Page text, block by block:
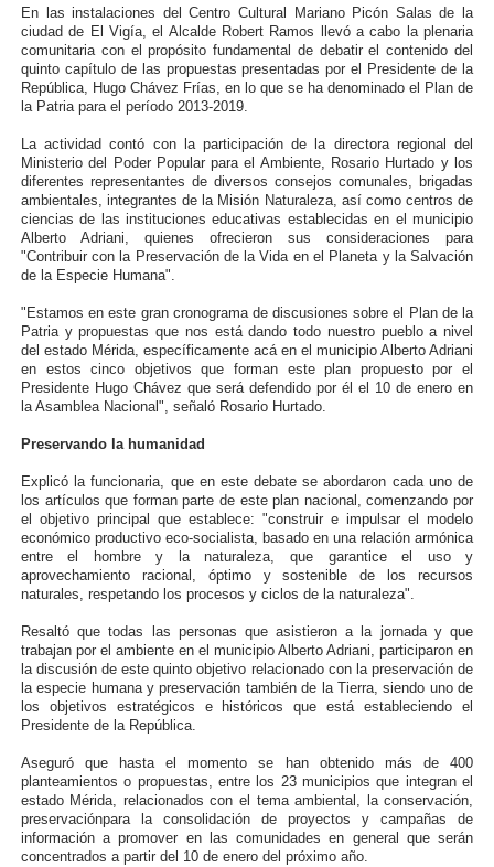
Arrancó Plan Vacacional Comunitario Venezuela
Plan Vacacional Venezuela Renace 2026 arrancó con
Venezuela Renace 2026 lleva sonrisas y prevención a
Mérida impulsa el mapa de conocimientos con
Complejo Educativo Talento Deportivo lanza Plan
Arnaldo Sánchez reinaugura Parque Recreacional
Corposalud inició talleres para aspirantes al curso de
En las instalaciones del Centro Cultural Mariano Picón Salas de la
ciudad de El Vigía, el Alcalde Robert Ramos llevó a cabo la plenaria
comunitaria con el propósito fundamental de debatir el contenido del
quinto capítulo de las propuestas presentadas por el Presidente de la
República, Hugo Chávez Frías, en lo que se ha denominado el Plan de
la Patria para el período 2013-2019.
La actividad contó con la participación de la directora regional del
Ministerio del Poder Popular para el Ambiente, Rosario Hurtado y los
diferentes representantes de diversos consejos comunales, brigadas
ambientales, integrantes de la Misión Naturaleza, así como centros de
ciencias de las instituciones educativas establecidas en el municipio
Alberto Adriani, quienes ofrecieron sus consideraciones para
"Contribuir con la Preservación de la Vida en el Planeta y la Salvación
de la Especie Humana".
"Estamos en este gran cronograma de discusiones sobre el Plan de la
Patria y propuestas que nos está dando todo nuestro pueblo a nivel
del estado Mérida, específicamente acá en el municipio Alberto Adriani
en estos cinco objetivos que forman este plan propuesto por el
Presidente Hugo Chávez que será defendido por él el 10 de enero en
la Asamblea Nacional", señaló Rosario Hurtado.
Preservando la humanidad
Explicó la funcionaria, que en este debate se abordaron cada uno de
los artículos que forman parte de este plan nacional, comenzando por
el objetivo principal que establece: "construir e impulsar el modelo
económico productivo eco-socialista, basado en una relación armónica
entre el hombre y la naturaleza, que garantice el uso y
aprovechamiento racional, óptimo y sostenible de los recursos
naturales, respetando los procesos y ciclos de la naturaleza".
Resaltó que todas las personas que asistieron a la jornada y que
trabajan por el ambiente en el municipio Alberto Adriani, participaron en
la discusión de este quinto objetivo relacionado con la preservación de
la especie humana y preservación también de la Tierra, siendo uno de
los objetivos estratégicos e históricos que está estableciendo el
Presidente de la República.
Aseguró que hasta el momento se han obtenido más de 400
planteamientos o propuestas, entre los 23 municipios que integran el
estado Mérida, relacionados con el tema ambiental, la conservación,
preservaciónpara la consolidación de proyectos y campañas de
información a promover en las comunidades en general que serán
concentrados a partir del 10 de enero del próximo año.